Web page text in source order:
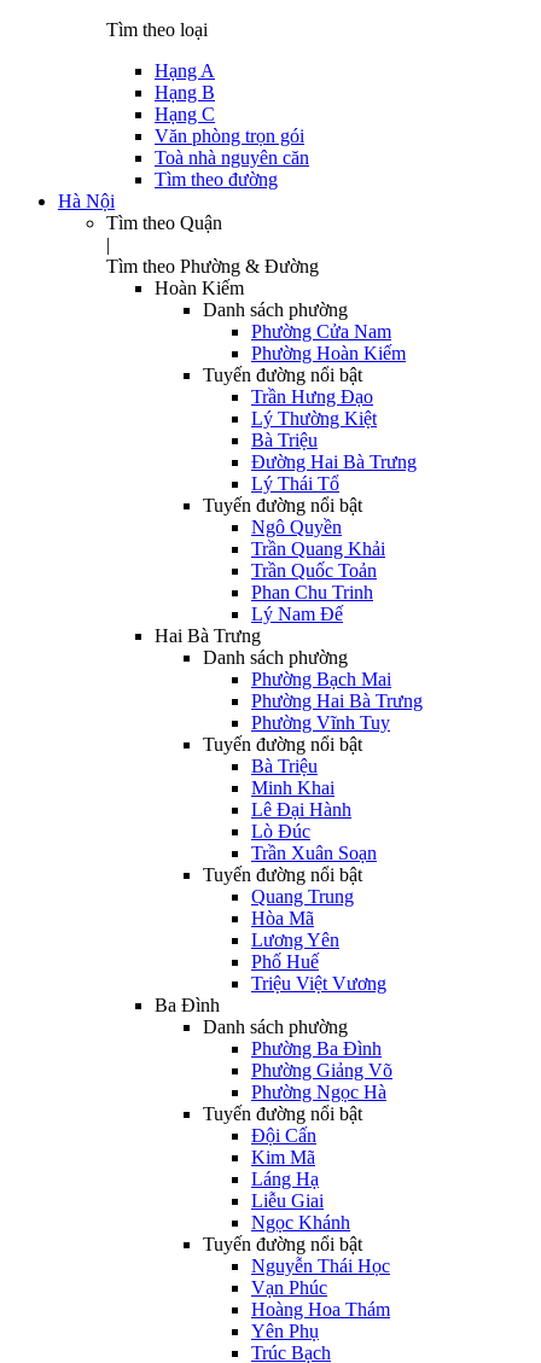
Tìm theo loại
Hạng A
Hạng B
Hạng C
Văn phòng trọn gói
Toà nhà nguyên căn
Tìm theo đường
Hà Nội
Tìm theo Quận
|
Tìm theo Phường & Đường
Hoàn Kiếm
Danh sách phường
Phường Cửa Nam
Phường Hoàn Kiếm
Tuyến đường nổi bật
Trần Hưng Đạo
Lý Thường Kiệt
Bà Triệu
Đường Hai Bà Trưng
Lý Thái Tổ
Tuyến đường nổi bật
Ngô Quyền
Trần Quang Khải
Trần Quốc Toản
Phan Chu Trinh
Lý Nam Đế
Hai Bà Trưng
Danh sách phường
Phường Bạch Mai
Phường Hai Bà Trưng
Phường Vĩnh Tuy
Tuyến đường nổi bật
Bà Triệu
Minh Khai
Lê Đại Hành
Lò Đúc
Trần Xuân Soạn
Tuyến đường nổi bật
Quang Trung
Hòa Mã
Lương Yên
Phố Huế
Triệu Việt Vương
Ba Đình
Danh sách phường
Phường Ba Đình
Phường Giảng Võ
Phường Ngọc Hà
Tuyến đường nổi bật
Đội Cấn
Kim Mã
Láng Hạ
Liễu Giai
Ngọc Khánh
Tuyến đường nổi bật
Nguyễn Thái Học
Vạn Phúc
Hoàng Hoa Thám
Yên Phụ
Trúc Bạch